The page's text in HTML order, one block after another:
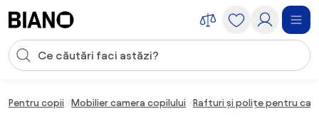
Introducerea căutării
Pentru copii Mobilier camera copilului Rafturi și polițe pentru